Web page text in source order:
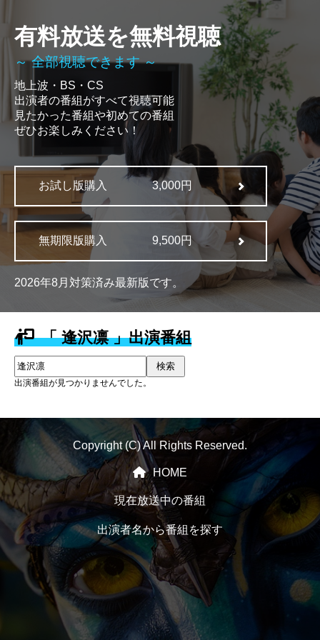
有料放送を無料視聴
～ 全部視聴できます ～
地上波・BS・CS
出演者の番組がすべて視聴可能
見たかった番組や初めての番組
ぜひお楽しみください！
お試し版購入 3,000円
無期限版購入 9,500円
2026年8月対策済み最新版です。
「 逢沢凛 」出演番組
検索
出演番組が見つかりませんでした。
Copyright (C) All Rights Reserved.
HOME
現在放送中の番組
出演者名から番組を探す